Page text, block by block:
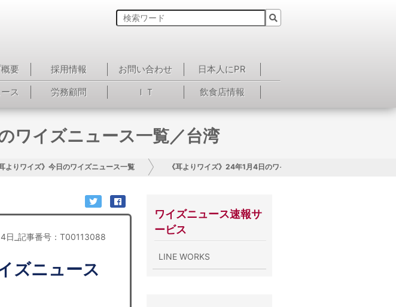
要 採用情報 お問い合わせ
日本人にPR
ス 労務顧問 ＩＴ 飲食店情報
ワイズニュース一覧／台湾
耳よりワイズ》今日のワイズニュース一覧 《耳よりワイズ》24年1月4日のワイズニュース一覧／台湾
日_記事番号：T00113088
ズニュース
ワイズニュース速報サ
ービス
LINE WORKS